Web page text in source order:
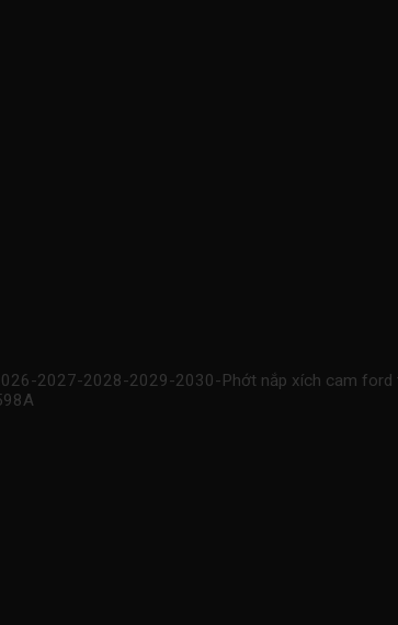
2027-2028-2029-2030-Phớt nắp xích cam ford